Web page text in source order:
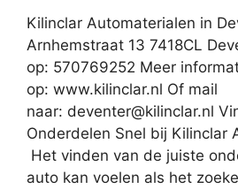
Kilinclar Automaterialen in
Arnhemstraat 13 7418CL
op: 570769252 Meer
op: www.kilinclar.nl Of mail
naar: deventer@kilinclar.nl
Onderdelen Snel bij Kilinclar
Het vinden van de juiste
auto kan voelen als het